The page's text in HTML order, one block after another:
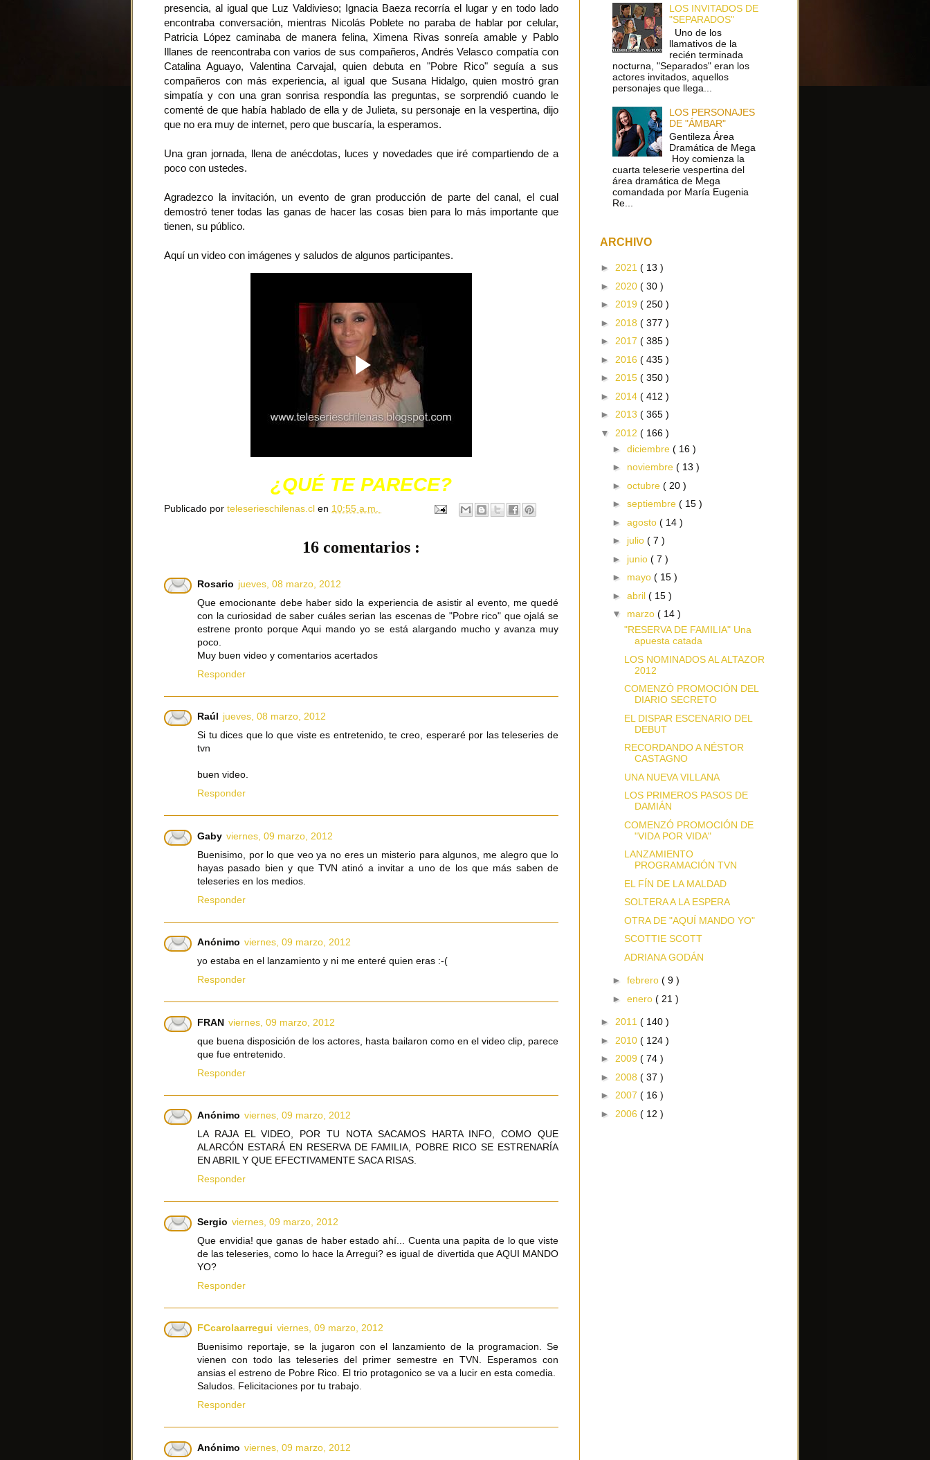
presencia, al igual que Luz Valdivieso; Ignacia Baeza recorría el lugar y en todo lado
encontraba conversación, mientras Nicolás Poblete no paraba de hablar por celular,
Patricia López caminaba de manera felina, Ximena Rivas sonreía amable y Pablo
Illanes de reencontraba con varios de sus compañeros, Andrés Velasco compatía con
Catalina Aguayo, Valentina Carvajal, quien debuta en "Pobre Rico" seguía a sus
compañeros con más experiencia, al igual que Susana Hidalgo, quien mostró gran
simpatía y con una gran sonrisa respondía las preguntas, se sorprendió cuando le
comenté de que había hablado de ella y de Julieta, su personaje en la vespertina, dijo
que no era muy de internet, pero que buscaría, la esperamos.
Una gran jornada, llena de anécdotas, luces y novedades que iré compartiendo de a
poco con ustedes.
Agradezco la invitación, un evento de gran producción de parte del canal, el cual
demostró tener todas las ganas de hacer las cosas bien para lo más importante que
tienen, su público.
Aquí un video con imágenes y saludos de algunos participantes.
¿QUÉ TE PARECE?
Publicado por teleserieschilenas.cl en 10:55 a.m.
16 comentarios :
Rosario jueves, 08 marzo, 2012
Que emocionante debe haber sido la experiencia de asistir al evento, me quedé
con la curiosidad de saber cuáles serian las escenas de "Pobre rico" que ojalá se
estrene pronto porque Aqui mando yo se está alargando mucho y avanza muy
poco.
Muy buen video y comentarios acertados
Responder
Raúl jueves, 08 marzo, 2012
Si tu dices que lo que viste es entretenido, te creo, esperaré por las teleseries de
tvn
buen video.
Responder
Gaby viernes, 09 marzo, 2012
Buenisimo, por lo que veo ya no eres un misterio para algunos, me alegro que lo
hayas pasado bien y que TVN atinó a invitar a uno de los que más saben de
teleseries en los medios.
Responder
Anónimo viernes, 09 marzo, 2012
yo estaba en el lanzamiento y ni me enteré quien eras :-(
Responder
FRAN viernes, 09 marzo, 2012
que buena disposición de los actores, hasta bailaron como en el video clip, parece
que fue entretenido.
Responder
Anónimo viernes, 09 marzo, 2012
LA RAJA EL VIDEO, POR TU NOTA SACAMOS HARTA INFO, COMO QUE
ALARCÓN ESTARÁ EN RESERVA DE FAMILIA, POBRE RICO SE ESTRENARÍA
EN ABRIL Y QUE EFECTIVAMENTE SACA RISAS.
Responder
Sergio viernes, 09 marzo, 2012
Que envidia! que ganas de haber estado ahí... Cuenta una papita de lo que viste
de las teleseries, como lo hace la Arregui? es igual de divertida que AQUI MANDO
YO?
Responder
FCcarolaarregui viernes, 09 marzo, 2012
Buenisimo reportaje, se la jugaron con el lanzamiento de la programacion. Se
vienen con todo las teleseries del primer semestre en TVN. Esperamos con
ansias el estreno de Pobre Rico. El trio protagonico se va a lucir en esta comedia.
Saludos. Felicitaciones por tu trabajo.
Responder
Anónimo viernes, 09 marzo, 2012
LOS INVITADOS DE
"SEPARADOS"
Uno de los
llamativos de la
recién terminada
nocturna, "Separados" eran los
actores invitados, aquellos
personajes que llega...
LOS PERSONAJES
DE "ÁMBAR"
Gentileza Área
Dramática de Mega
Hoy comienza la
cuarta teleserie vespertina del
área dramática de Mega
comandada por María Eugenia
Re...
ARCHIVO
► 2021 ( 13 )
► 2020 ( 30 )
► 2019 ( 250 )
► 2018 ( 377 )
► 2017 ( 385 )
► 2016 ( 435 )
► 2015 ( 350 )
► 2014 ( 412 )
► 2013 ( 365 )
▼ 2012 ( 166 )
► diciembre ( 16 )
► noviembre ( 13 )
► octubre ( 20 )
► septiembre ( 15 )
► agosto ( 14 )
► julio ( 7 )
► junio ( 7 )
► mayo ( 15 )
► abril ( 15 )
▼ marzo ( 14 )
"RESERVA DE FAMILIA" Una
apuesta catada
LOS NOMINADOS AL ALTAZOR
2012
COMENZÓ PROMOCIÓN DEL
DIARIO SECRETO
EL DISPAR ESCENARIO DEL
DEBUT
RECORDANDO A NÉSTOR
CASTAGNO
UNA NUEVA VILLANA
LOS PRIMEROS PASOS DE
DAMIÁN
COMENZÓ PROMOCIÓN DE
"VIDA POR VIDA"
LANZAMIENTO
PROGRAMACIÓN TVN
EL FÍN DE LA MALDAD
SOLTERA A LA ESPERA
OTRA DE "AQUÍ MANDO YO"
SCOTTIE SCOTT
ADRIANA GODÁN
► febrero ( 9 )
► enero ( 21 )
► 2011 ( 140 )
► 2010 ( 124 )
► 2009 ( 74 )
► 2008 ( 37 )
► 2007 ( 16 )
► 2006 ( 12 )